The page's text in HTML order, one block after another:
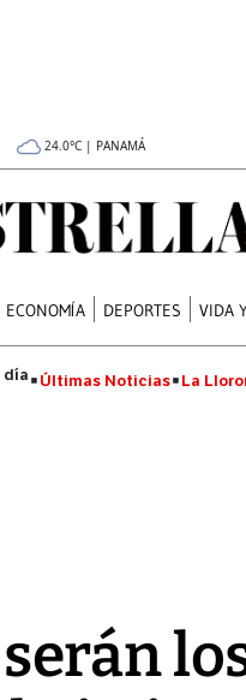
24.0°C | PANAMÁ
ECONOMÍA DEPORTES VIDA
Últimas Noticias La